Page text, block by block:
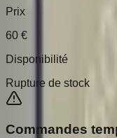
Prix
60 €
Disponibilité
Rupture de stock
Commandes